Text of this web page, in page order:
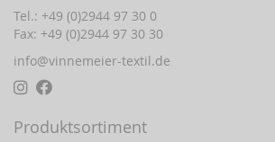
Tel.: +49 (0)2944 97 30 0
Fax: +49 (0)2944 97 30 30
info@vinnemeier-textil.de
Produktsortiment